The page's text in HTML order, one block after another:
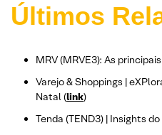
Últimos
MRV (MRVE3): As
Varejo & Shoppings |
Natal (link)
Tenda (TEND3) | Insights